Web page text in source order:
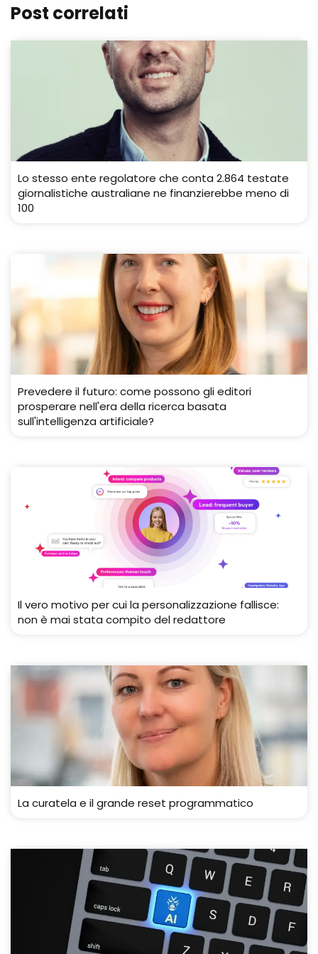
Post correlati
Lo stesso ente regolatore che conta 2.864 testate
giornalistiche australiane ne finanzierebbe meno di
100
Prevedere il futuro: come possono gli editori
prosperare nell'era della ricerca basata
sull'intelligenza artificiale?
Il vero motivo per cui la personalizzazione fallisce:
non è mai stata compito del redattore
La curatela e il grande reset programmatico